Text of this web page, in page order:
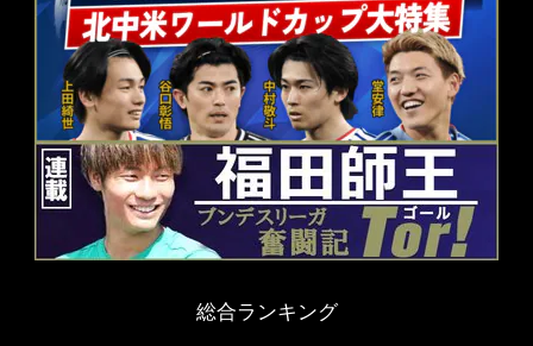
総合ランキング